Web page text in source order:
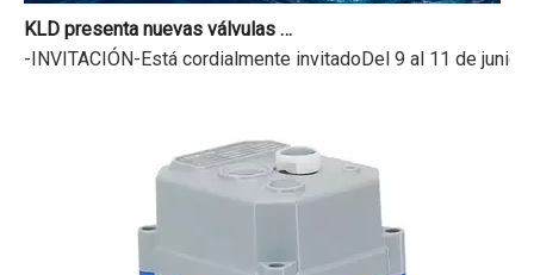
-INVITACIÓN-Está cordialmente invitadoDel 9 al 11 de junio